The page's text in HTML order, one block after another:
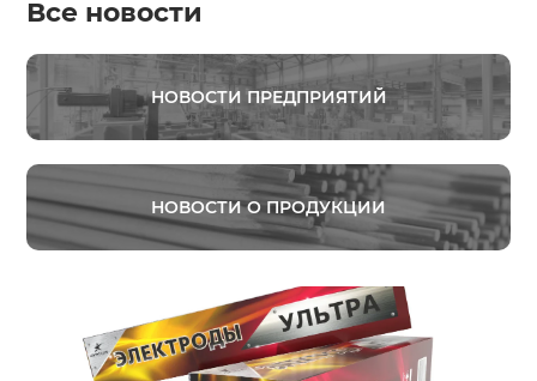
Все новости
НОВОСТИ ПРЕДПРИЯТИЙ
НОВОСТИ О ПРОДУКЦИИ